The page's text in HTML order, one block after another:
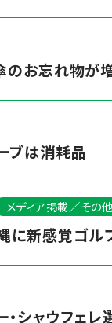
のお忘れ物が
ブは消耗品
メディア掲載／その他
に新感覚ゴル
・シャウフェレ